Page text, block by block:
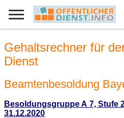
Gehaltsrechner für
Dienst
Beamtenbesoldung
Besoldungsgruppe A 7, Stufe
31.12.2020